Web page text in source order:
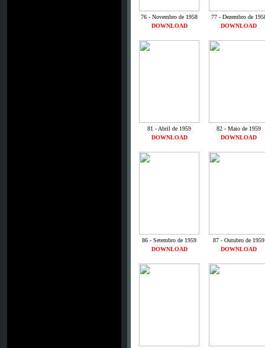
76 - Novembro de 1958
77 - Dezembro de
DOWNLOAD
DOWNLOAD
81 - Abril de 1959
82 - Maio de 1959
DOWNLOAD
DOWNLOAD
86 - Setembro de 1959
87 - Outubro de 1959
DOWNLOAD
DOWNLOAD